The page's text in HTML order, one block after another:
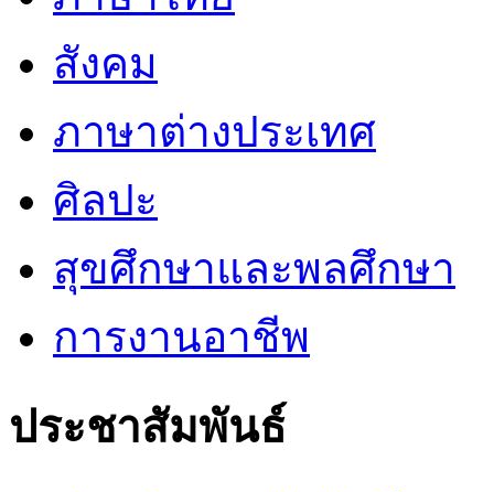
สังคม
ภาษาต่างประเทศ
ศิลปะ
สุขศึกษาและพลศึกษา
การงานอาชีพ
ประชาสัมพันธ์